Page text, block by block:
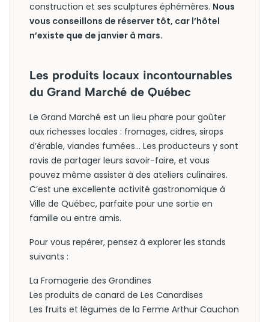
construction et ses sculptures éphémères. Nous
vous conseillons de réserver tôt, car l’hôtel
n’existe que de janvier à mars.
Les produits locaux incontournables
du Grand Marché de Québec
Le Grand Marché est un lieu phare pour goûter
aux richesses locales : fromages, cidres, sirops
d’érable, viandes fumées… Les producteurs y sont
ravis de partager leurs savoir-faire, et vous
pouvez même assister à des ateliers culinaires.
C’est une excellente activité gastronomique à
Ville de Québec, parfaite pour une sortie en
famille ou entre amis.
Pour vous repérer, pensez à explorer les stands
suivants :
La Fromagerie des Grondines
Les produits de canard de Les Canardises
Les fruits et légumes de la Ferme Arthur Cauchon